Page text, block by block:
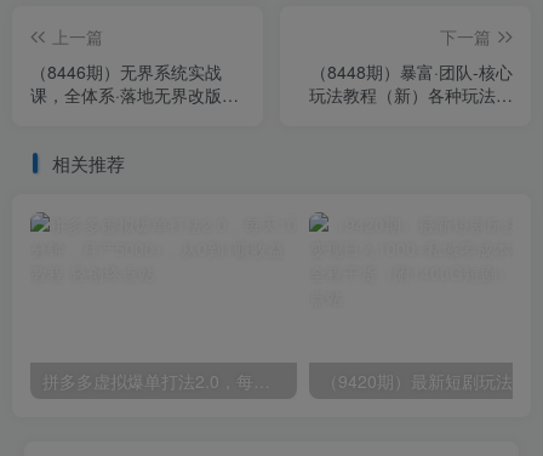
上一篇
（8446期）无界系统实战
课，全体系·落地无界改版后
下一篇
（8448期）暴富·团队-核心
玩法教程（新）各种玩法混
相关推荐